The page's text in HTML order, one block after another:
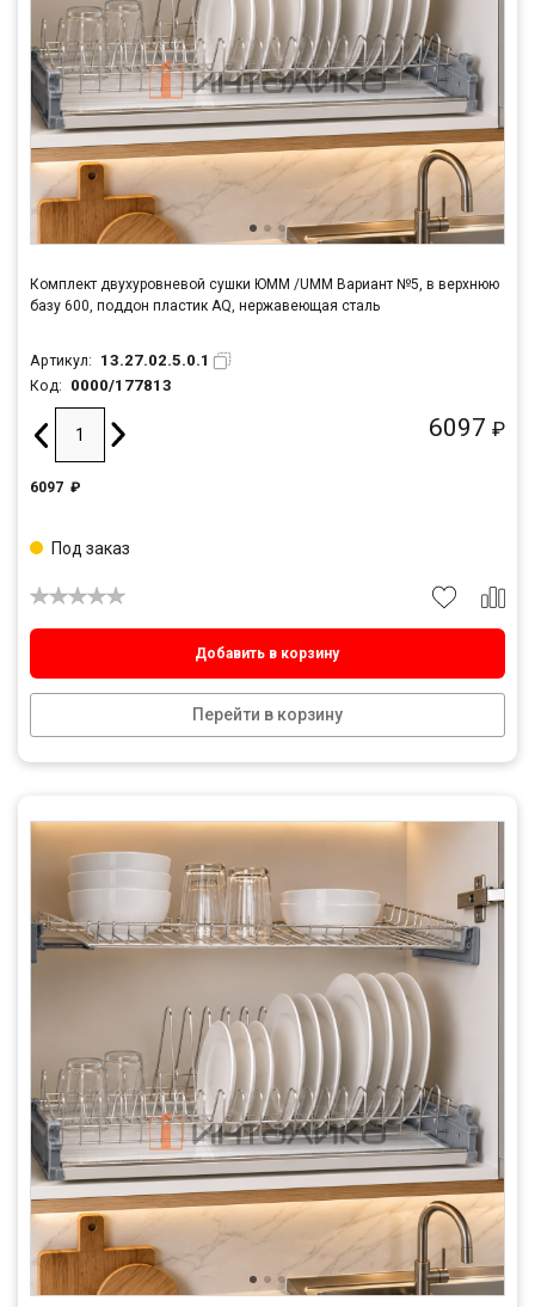
Комплект двухуровневой сушки ЮММ /UMM Вариант №5, в верхнюю
базу 600, поддон пластик AQ, нержавеющая сталь
Артикул: 13.27.02.5.0.1
Код: 0000/177813
6097 ₽
6097 ₽
Добавить в корзину
Перейти в корзину
Под заказ